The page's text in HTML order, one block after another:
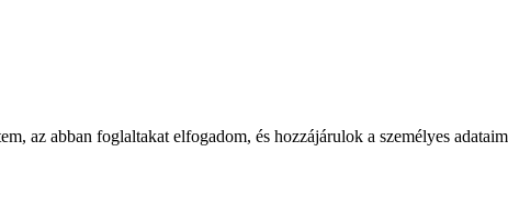
az abban foglaltakat elfogadom, és hozzájárulok a személyes